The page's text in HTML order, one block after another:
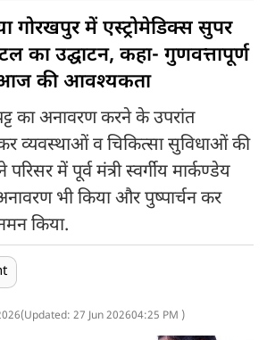
गोरखपुर में एस्ट्रोमेडिक्स सुपर
का उद्घाटन, कहा- गुणवत्तापूर्ण
आज की आवश्यकता
का अनावरण करने के उपरांत
व्यवस्थाओं व चिकित्सा सुविधाओं की
में पूर्व मंत्री स्वर्गीय मार्कण्डेय
भी किया और पुष्पार्चन कर
किया.
(Updated: 27 Jun 202604:25 PM )